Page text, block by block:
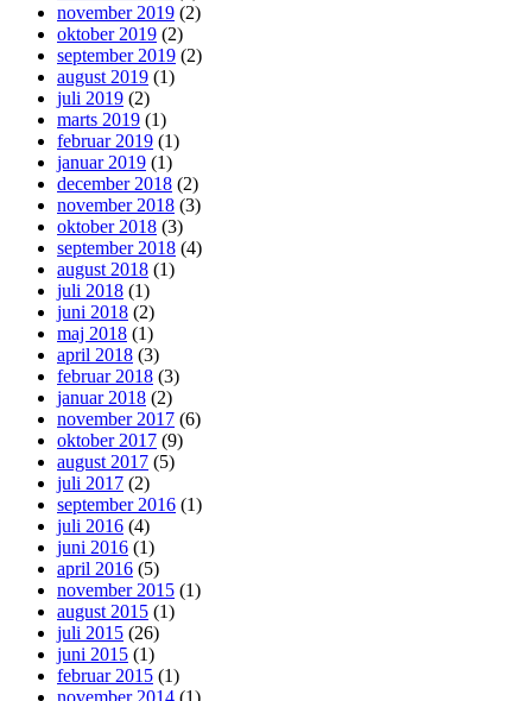
november 2019 (2)
oktober 2019 (2)
september 2019 (2)
august 2019 (1)
juli 2019 (2)
marts 2019 (1)
februar 2019 (1)
januar 2019 (1)
december 2018 (2)
november 2018 (3)
oktober 2018 (3)
september 2018 (4)
august 2018 (1)
juli 2018 (1)
juni 2018 (2)
maj 2018 (1)
april 2018 (3)
februar 2018 (3)
januar 2018 (2)
november 2017 (6)
oktober 2017 (9)
august 2017 (5)
juli 2017 (2)
september 2016 (1)
juli 2016 (4)
juni 2016 (1)
april 2016 (5)
november 2015 (1)
august 2015 (1)
juli 2015 (26)
juni 2015 (1)
februar 2015 (1)
november 2014 (1)